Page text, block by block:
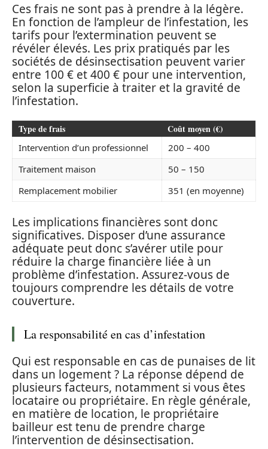
Ces frais ne sont pas à prendre à la légère.
En fonction de l’ampleur de l’infestation, les
tarifs pour l’extermination peuvent se
révéler élevés. Les prix pratiqués par les
sociétés de désinsectisation peuvent varier
entre 100 € et 400 € pour une intervention,
selon la superficie à traiter et la gravité de
l’infestation.
Type de frais Coût moyen (€)
Intervention d’un professionnel
200 – 400
Traitement maison
50 – 150
Remplacement mobilier
351 (en moyenne)
Les implications financières sont donc
significatives. Disposer d’une assurance
adéquate peut donc s’avérer utile pour
réduire la charge financière liée à un
problème d’infestation. Assurez-vous de
toujours comprendre les détails de votre
couverture.
La responsabilité en cas d’infestation
Qui est responsable en cas de punaises de lit
dans un logement ? La réponse dépend de
plusieurs facteurs, notamment si vous êtes
locataire ou propriétaire. En règle générale,
en matière de location, le propriétaire
bailleur est tenu de prendre charge
l’intervention de désinsectisation.